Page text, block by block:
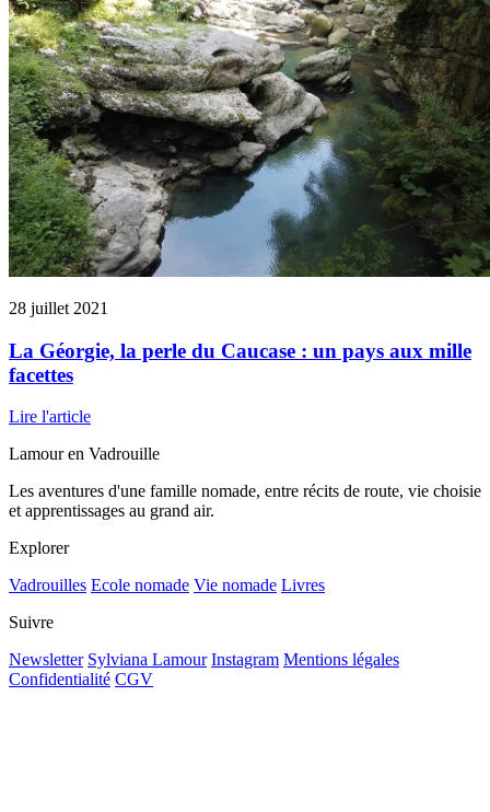
28 juillet 2021
La Géorgie, la perle du Caucase : un pays aux mille
facettes
Lire l'article
Lamour en Vadrouille
Les aventures d'une famille nomade, entre récits de route, vie choisie
et apprentissages au grand air.
Explorer
Vadrouilles Ecole nomade Vie nomade Livres
Suivre
Newsletter Sylviana Lamour Instagram Mentions légales
Confidentialité CGV